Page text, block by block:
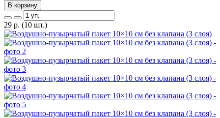
В корзину
29 р. (10 шт.)